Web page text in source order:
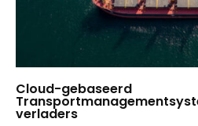
Cloud-gebaseerd
verladers